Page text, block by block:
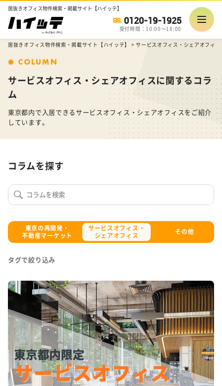
居抜きオフィス物件検索・掲載サイト【ハイッテ】
0120-19-1925
受付時間：10:00～18:00
居抜きオフィス物件検索・掲載サイト【ハイッテ】 >サービスオフィス・シェアオフィス
COLUMN
サービスオフィス・シェアオフィスに関するコラ
ム
東京都内で入居できるサービスオフィス・シェアオフィスをご紹介
しています。
コラムを探す
東京の再開発・
不動産マーケット
サービスオフィス・
シェアオフィス
その他
タグで絞り込み